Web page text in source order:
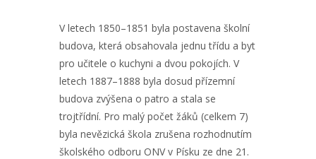
V letech 1850–1851 byla postavena školní
budova, která obsahovala jednu třídu a byt
pro učitele o kuchyni a dvou pokojích. V
letech 1887–1888 byla dosud přízemní
budova zvýšena o patro a stala se
trojtřídní. Pro malý počet žáků (celkem 7)
byla nevězická škola zrušena rozhodnutím
školského odboru ONV v Písku ze dne 21.